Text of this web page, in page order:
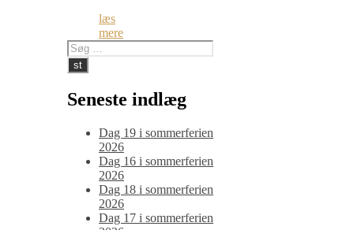
læs
mere
Seneste indlæg
Dag 19 i sommerferien
2026
Dag 16 i sommerferien
2026
Dag 18 i sommerferien
2026
Dag 17 i sommerferien